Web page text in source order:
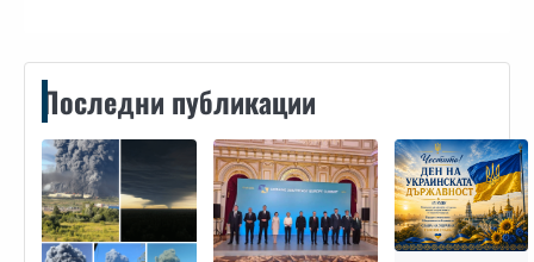
Последни публикации